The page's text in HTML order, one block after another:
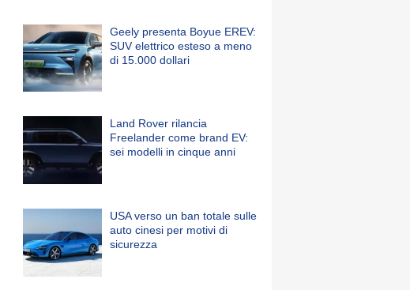
Geely presenta Boyue EREV:
SUV elettrico esteso a meno
di 15.000 dollari
Land Rover rilancia
Freelander come brand EV:
sei modelli in cinque anni
USA verso un ban totale sulle
auto cinesi per motivi di
sicurezza